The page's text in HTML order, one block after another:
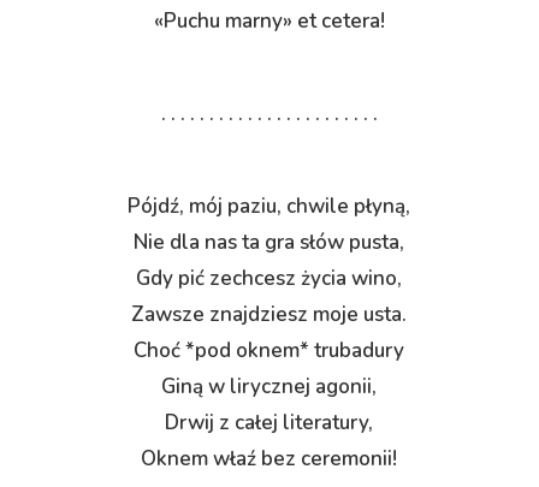
«Puchu marny» et cetera!
. . . . . . . . . . . . . . . . . . . . . . .
Pójdź, mój paziu, chwile płyną,
Nie dla nas ta gra słów pusta,
Gdy pić zechcesz życia wino,
Zawsze znajdziesz moje usta.
Choć *pod oknem* trubadury
Giną w lirycznej agonii,
Drwij z całej literatury,
Oknem właź bez ceremonii!